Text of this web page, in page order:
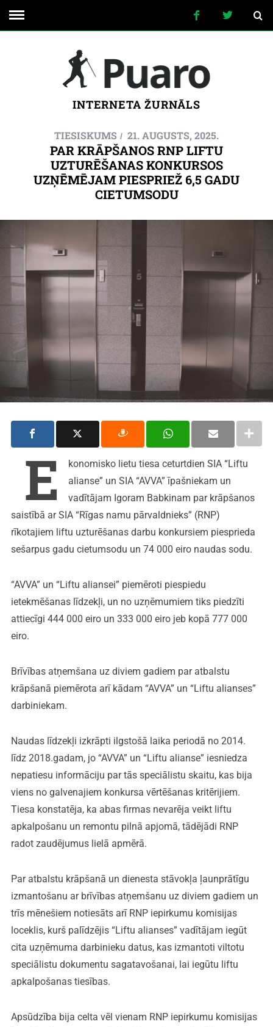
INTERNETA ŽURNĀLS
TIESISKUMS 21. AUGUSTS, 2025.
PAR KRĀPŠANOS RNP LIFTU
UZTURĒŠANAS KONKURSOS
UZŅĒMĒJAM PIESPRIEŽ 6,5 GADU
CIETUMSODU
E
konomisko lietu tiesa ceturtdien SIA “Liftu
alianse” un SIA “AVVA” īpašniekam un
vadītājam Igoram Babkinam par krāpšanos
saistībā ar SIA “Rīgas namu pārvaldnieks” (RNP)
rīkotajiem liftu uzturēšanas darbu konkursiem piesprieda
sešarpus gadu cietumsodu un 74 000 eiro naudas sodu.
“AVVA” un “Liftu aliansei” piemēroti piespiedu
ietekmēšanas līdzekļi, un no uzņēmumiem tiks piedzīti
attiecīgi 444 000 eiro un 333 000 eiro jeb kopā 777 000
eiro.
Brīvības atņemšana uz diviem gadiem par atbalstu
krāpšanā piemērota arī kādam “AVVA” un “Liftu alianses”
darbiniekam.
Naudas līdzekļi izkrāpti ilgstošā laika periodā no 2014.
līdz 2018.gadam, jo “AVVA” un “Liftu alianse” iesniedza
nepatiesu informāciju par tās speciālistu skaitu, kas bija
viens no galvenajiem konkursa vērtēšanas kritērijiem.
Tiesa konstatēja, ka abas firmas nevarēja veikt liftu
apkalpošanu un remontu pilnā apjomā, tādējādi RNP
radot zaudējumus lielā apmērā.
Par atbalstu krāpšanā un dienesta stāvokļa ļaunprātīgu
izmantošanu ar brīvības atņemšanu uz diviem gadiem un
trīs mēnešiem notiesāts arī RNP iepirkumu komisijas
loceklis, kurš palīdzējis “Liftu alianses” vadītājam iegūt
cita uzņēmuma darbinieku datus, kas izmantoti viltotu
speciālistu dokumentu sagatavošanai, lai iegūtu liftu
apkalpošanas tiesības.
Apsūdzība bija celta vēl vienam RNP iepirkumu komisijas